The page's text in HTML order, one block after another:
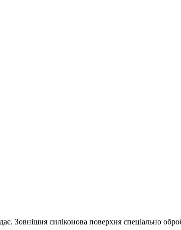
Зовнішня силіконова поверхня спеціально